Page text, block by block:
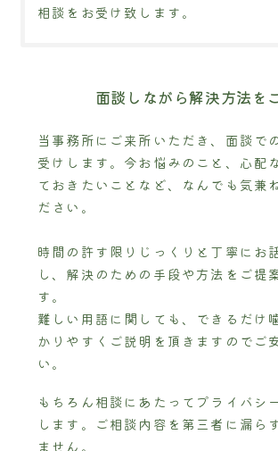
相談をお受け致します。
面談しながら解決方法を
当事務所にご来所いただき、面談で
受けします。今お悩みのこと、心配
ておきたいことなど、なんでも気兼
ださい。
時間の許す限りじっくりと丁寧にお
し、解決のための手段や方法をご提
す。
難しい用語に関しても、できるだけ
かりやすくご説明を頂きますのでご
い。
もちろん相談にあたってプライバシ
します。ご相談内容を第三者に漏ら
ません。